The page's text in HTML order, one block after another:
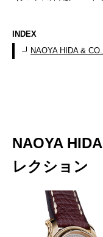
INDEX
NAOYA HIDA &
NAOYA
レクション